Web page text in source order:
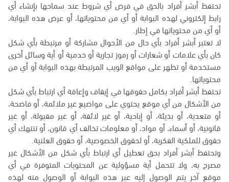
تحتفظ أبشر أفراد بالحق في فرض أي شروط عند سماحها بإنشاء أي
رابط إلكتروني لهذه البوابة أو أي من محتوياتها، أو عرض هذه البوابة،
أو أي من محتوياتها في إطار.
لا تعتبر أبشر أفراد بأي حال من الأحوال مشاركة أو مرتبطة بأي شكل
كان بأي علامات أو شعارات أو رموز تجارية أو خدمية أو أية وسائل أخرى
مستخدمة أو تظهر على مواقع الويب المرتبطة بهذه البوابة أو أي من
محتوياتها.
تحتفظ أبشر أفراد بكامل حقوقها في إيقاف وإعاقة أي ارتباط بأي شكل
من الأشكال من أي موقع يحتوي على مواضيع غير ملائمة، أو فاضحة،
أو متعدية، أو بذيئة، أو إباحية، أو غير لائقة، أو غير مقبولة، أو غير
قانونية، أو أسماء، أو مواد، أو معلومات تخالف أي قانون، أو تنتهك أي
حقوق للملكية الفكرية، أو لحقوق الخصوصية، أو حقوق العلنية.
وتحتفظ أبشر أفراد بحق تعطيل أي ارتباط بأي شكل من الأشكال غير
مصرح به، ولا تتحمل أية مسؤولية عن المحتويات المتوفرة في أي
موقع آخر يتم الوصول إليه عبر هذه البوابة أو الوصول منه لهذه